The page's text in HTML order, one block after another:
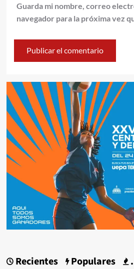
Guarda mi nombre, correo
navegador para la próxima vez
Recientes Populares .